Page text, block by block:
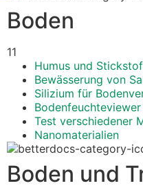
Boden
11
Humus und
Bewässerung von
Silizium für
Bodenfeuchteviewer
Test verschiedener
Nanomaterialien
Boden und